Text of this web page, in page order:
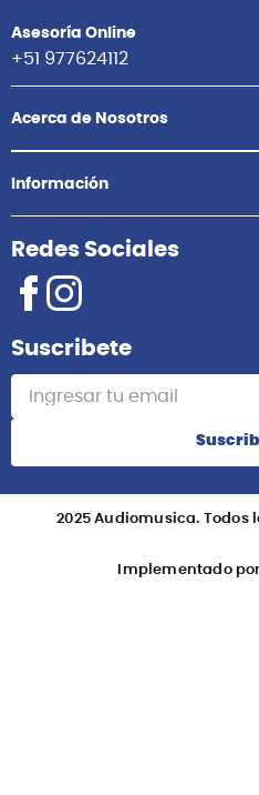
Asesoría Online
+51 977624112
Acerca de Nosotros
Información
Redes Sociales
Suscribete
2025 Audiomusica. Todos
Implementado